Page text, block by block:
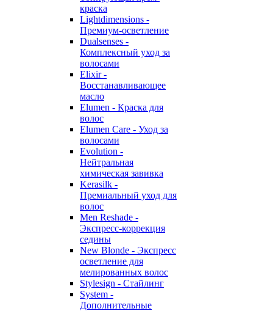
краска
Lightdimensions -
Премиум-осветление
Dualsenses -
Комплексный уход за
волосами
Elixir -
Восстанавливающее
масло
Elumen - Краска для
волос
Elumen Care - Уход за
волосами
Evolution -
Нейтральная
химическая завивка
Kerasilk -
Премиальный уход для
волос
Men Reshade -
Экспресс-коррекция
седины
New Blonde - Экспресс
осветление для
мелированных волос
Stylesign - Стайлинг
System -
Дополнительные